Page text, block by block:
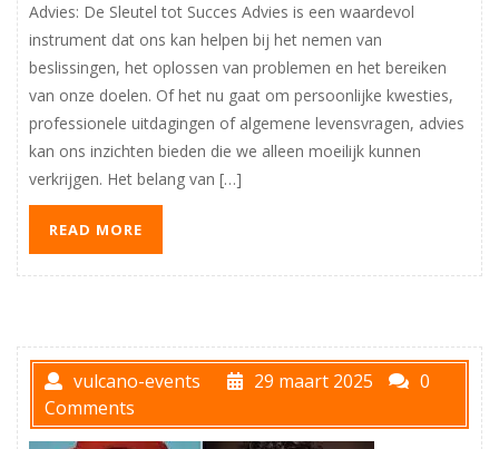
Advies: De Sleutel tot Succes Advies is een waardevol
instrument dat ons kan helpen bij het nemen van
beslissingen, het oplossen van problemen en het bereiken
van onze doelen. Of het nu gaat om persoonlijke kwesties,
professionele uitdagingen of algemene levensvragen, advies
kan ons inzichten bieden die we alleen moeilijk kunnen
verkrijgen. Het belang van […]
READ MORE
vulcano-events 29 maart 2025
0
Comments